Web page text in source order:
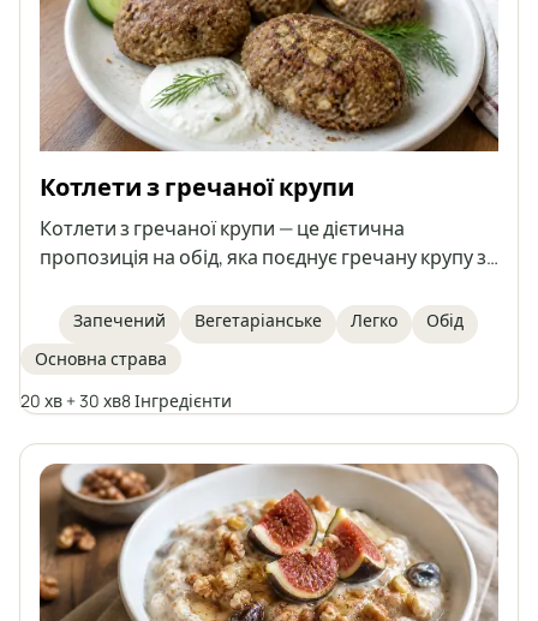
Котлети з гречаної крупи
Котлети з гречаної крупи — це дієтична
пропозиція на обід, яка поєднує гречану крупу з
та висівками. Вони запікаються, а не смажаться,
завдяки чому є легшими та багатими на
клітковину й білок. Це легка й швидка у
приготуванні страва, яка ідеально підійде як
Запечений Вегетаріанське Легко
Обід
Основна страва
20 хв + 30 хв8 Інгредієнти